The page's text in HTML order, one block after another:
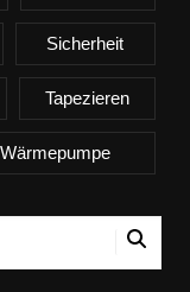
Sicherheit
Tapezieren
Wärmepumpe